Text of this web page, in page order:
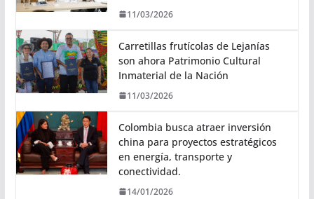
11/03/2026
Carretillas frutícolas de Lejanías
son ahora Patrimonio Cultural
Inmaterial de la Nación
11/03/2026
Colombia busca atraer inversión
china para proyectos estratégicos
en energía, transporte y
conectividad.
14/01/2026